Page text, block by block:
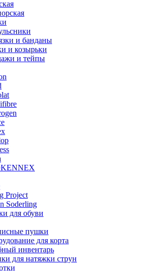
и банданы
и козырьки
и тейпы
Project
Soderling
для обуви
пушки
для корта
инвентарь
для натяжки струн